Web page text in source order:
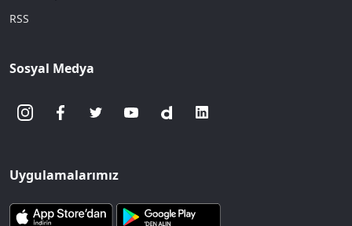
RSS
Sosyal Medya
Uygulamalarımız